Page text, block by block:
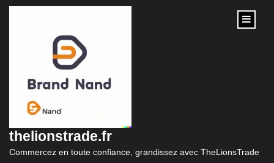
content
thelionstrade.fr
Commercez en toute confiance, grandissez avec TheLionsTrade